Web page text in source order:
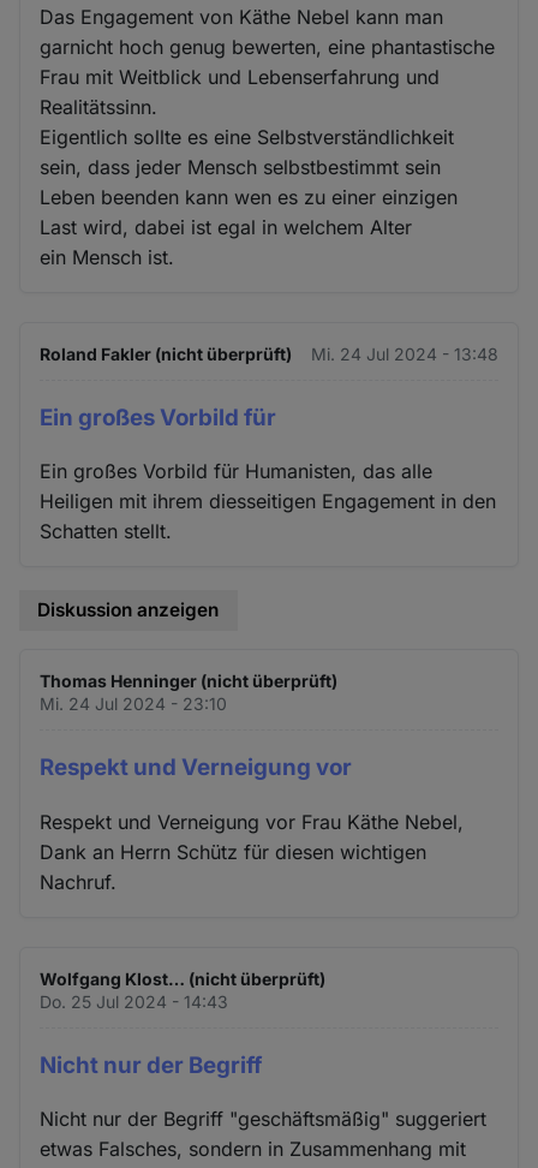
Das Engagement von Käthe Nebel kann man
garnicht hoch genug bewerten, eine phantastische
Frau mit Weitblick und Lebenserfahrung und
Realitätssinn.
Eigentlich sollte es eine Selbstverständlichkeit
sein, dass jeder Mensch selbstbestimmt sein
Leben beenden kann wen es zu einer einzigen
Last wird, dabei ist egal in welchem Alter
ein Mensch ist.
Roland Fakler (nicht überprüft) Mi. 24 Jul 2024 - 13:48
Ein großes Vorbild für
Ein großes Vorbild für Humanisten, das alle
Heiligen mit ihrem diesseitigen Engagement in den
Schatten stellt.
Diskussion anzeigen
Thomas Henninger (nicht überprüft)
Mi. 24 Jul 2024 - 23:10
Respekt und Verneigung vor
Respekt und Verneigung vor Frau Käthe Nebel,
Dank an Herrn Schütz für diesen wichtigen
Nachruf.
Wolfgang Klost… (nicht überprüft)
Do. 25 Jul 2024 - 14:43
Nicht nur der Begriff
Nicht nur der Begriff "geschäftsmäßig" suggeriert
etwas Falsches, sondern in Zusammenhang mit